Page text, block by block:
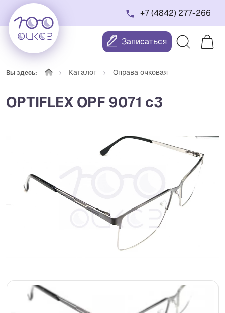
+7 (4842) 277-266
Записаться
Вы здесь: Каталог Оправа очковая
OPTIFLEX OPF 9071 c3